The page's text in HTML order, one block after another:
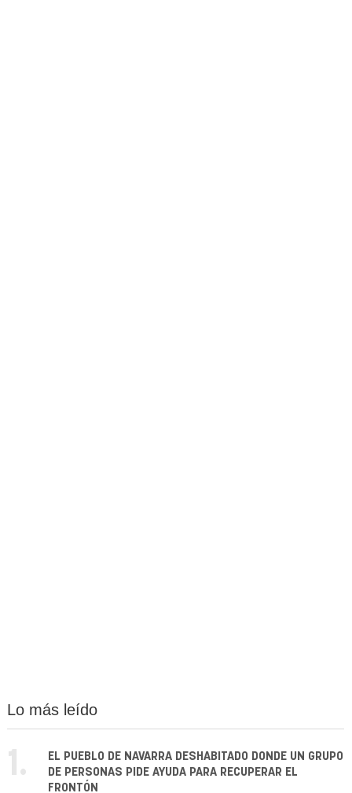
Lo más leído
1.
EL PUEBLO DE NAVARRA DESHABITADO DONDE UN GRUPO
DE PERSONAS PIDE AYUDA PARA RECUPERAR EL
FRONTÓN